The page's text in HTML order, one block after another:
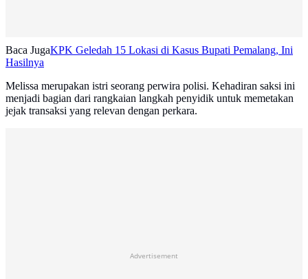
Baca JugaKPK Geledah 15 Lokasi di Kasus Bupati Pemalang, Ini
Hasilnya
Melissa merupakan istri seorang perwira polisi. Kehadiran saksi ini
menjadi bagian dari rangkaian langkah penyidik untuk memetakan
jejak transaksi yang relevan dengan perkara.
Advertisement